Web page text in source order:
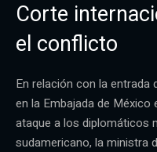
Corte
el conflicto
En relación con la entrada
en la Embajada de México
ataque a los diplomáticos
sudamericano, la ministra